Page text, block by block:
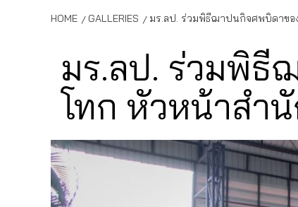
HOME GALLERIES มร.ลป. ร่วมพิธีฌาปนกิจศพบิดาข
มร.ลป. ร่วมพิธี
โทก หัวหน้าสำ